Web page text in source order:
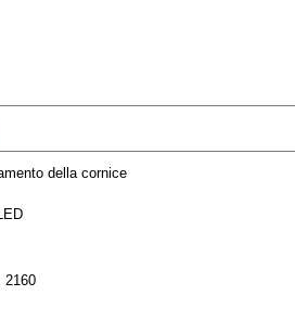
della cornice
2160